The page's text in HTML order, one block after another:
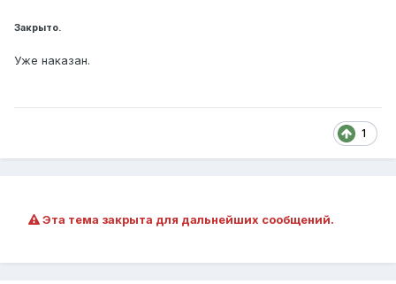
Закрыто.
Уже наказан.
1
Эта тема закрыта для дальнейших сообщений.